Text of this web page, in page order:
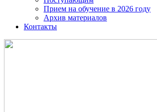
Прием на обучение в 2026 году
Архив материалов
Контакты